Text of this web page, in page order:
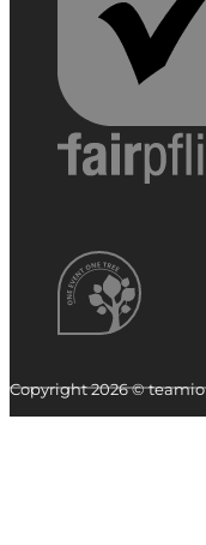
Copyright 2026 © teamio